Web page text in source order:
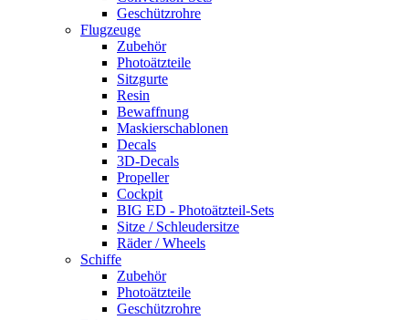
Geschützrohre
Flugzeuge
Zubehör
Photoätzteile
Sitzgurte
Resin
Bewaffnung
Maskierschablonen
Decals
3D-Decals
Propeller
Cockpit
BIG ED - Photoätzteil-Sets
Sitze / Schleudersitze
Räder / Wheels
Schiffe
Zubehör
Photoätzteile
Geschützrohre